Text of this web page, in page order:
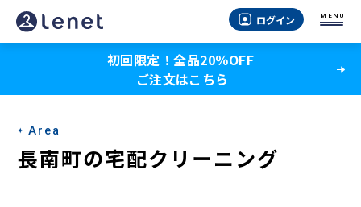
長
南
の
ク
リ
ログイン MENU
初回限定！全品20％OFF
ご注文はこちら
Area
長南町の宅配クリーニング